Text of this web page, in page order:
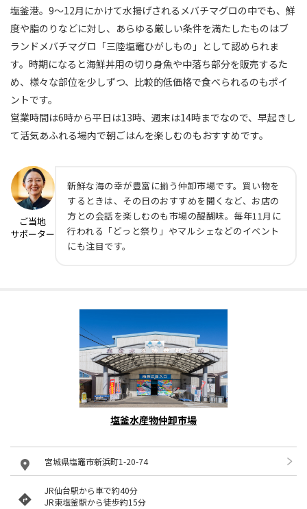
塩釜港。9〜12月にかけて水揚げされるメバチマグロの中でも、鮮
度や脂のりなどに対し、あらゆる厳しい条件を満たしたものはブ
ランドメバチマグロ「三陸塩竈ひがしもの」として認められま
す。時期になると海鮮丼用の切り身魚や中落ち部分を販売するた
め、様々な部位を少しずつ、比較的低価格で食べられるのもポイ
ントです。
営業時間は6時から平日は13時、週末は14時までなので、早起きし
て活気あふれる場内で朝ごはんを楽しむのもおすすめです。
ご当地
サポーター
新鮮な海の幸が豊富に揃う仲卸市場です。買い物を
するときは、その日のおすすめを聞くなど、お店の
方との会話を楽しむのも市場の醍醐味。毎年11月に
行われる「どっと祭り」やマルシェなどのイベント
にも注目です。
塩釜水産物仲卸市場
宮城県塩竈市新浜町1-20-74
JR仙台駅から車で約40分
JR東塩釜駅から徒歩約15分